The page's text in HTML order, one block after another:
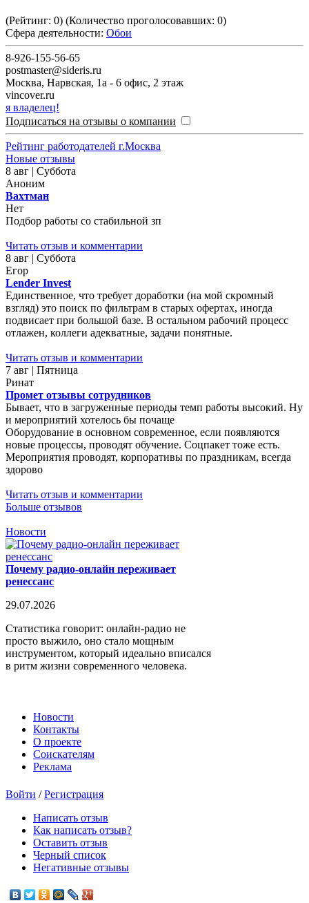
(Рейтинг: 0) (Количество проголосовавших: 0)
Сфера деятельности: Обои
8-926-155-56-65
postmaster@sideris.ru
Москва, Нарвская, 1а - 6 офис, 2 этаж
vincover.ru
я владелец!
Подписаться на отзывы о компании
Рейтинг работодателей г.Москва
Новые отзывы
8 авг | Суббота
Аноним
Вахтман
Нет
Подбор работы со стабильной зп
Читать отзыв и комментарии
8 авг | Суббота
Егор
Lender Invest
Единственное, что требует доработки (на мой скромный
взгляд) это поиск по фильтрам в старых офертах, иногда
подвисает при большой базе. В остальном рабочий процесс
отлажен, коллеги адекватные, задачи понятные.
Читать отзыв и комментарии
7 авг | Пятница
Ринат
Промет отзывы сотрудников
Бывает, что в загруженные периоды темп работы высокий. Ну
и мероприятий хотелось бы почаще
Оборудование в основном современное, если появляются
новые процессы, проводят обучение. Соцпакет тоже есть.
Мероприятия проводят, корпоративы по праздникам, всегда
здорово
Читать отзыв и комментарии
Больше отзывов
Новости
Почему радио-онлайн переживает
ренессанс
29.07.2026
Статистика говорит: онлайн-радио не
просто выжило, оно стало мощным
инструментом, который идеально вписался
в ритм жизни современного человека.
Новости
Контакты
О проекте
Соискателям
Реклама
Войти /Регистрация
Написать отзыв
Как написать отзыв?
Оставить отзыв
Черный список
Негативные отзывы